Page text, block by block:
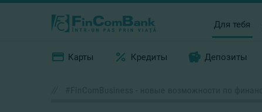
Для тебя
Карты Кредиты Депозиты